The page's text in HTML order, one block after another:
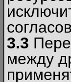
3.3
между